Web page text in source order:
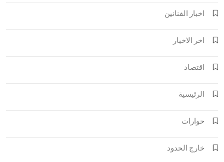
اخبار الفنانين
اخر الاخبار
اقتصاد
الرئيسية
حوارات
خارج الحدود